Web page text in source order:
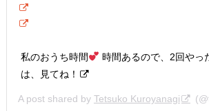
私のおうち時間
時間あるので、2回やっ
は、見てね！
A post shared by Tetsuko Kuroyanagi